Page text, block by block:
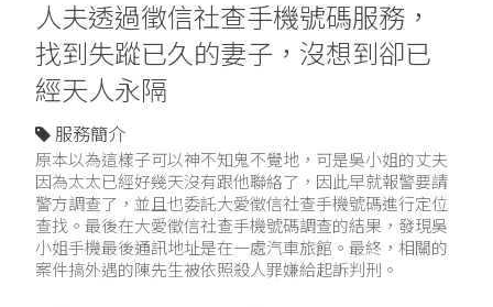
人夫透過徵信社查手機號碼服務，
找到失蹤已久的妻子，沒想到卻已
經天人永隔
服務簡介
原本以為這樣子可以神不知鬼不覺地，可是吳小姐的丈夫
因為太太已經好幾天沒有跟他聯絡了，因此早就報警要請
警方調查了，並且也委託大愛徵信社查手機號碼進行定位
查找。最後在大愛徵信社查手機號碼調查的結果，發現吳
小姐手機最後通訊地址是在一處汽車旅館。最終，相關的
案件搞外遇的陳先生被依照殺人罪嫌給起訴判刑。